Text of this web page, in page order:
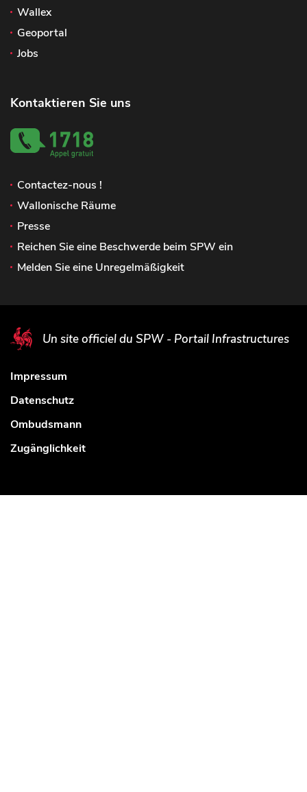
Wallex
Geoportal
Jobs
Kontaktieren Sie uns
Contactez-nous !
Wallonische Räume
Presse
Reichen Sie eine Beschwerde beim SPW ein
Melden Sie eine Unregelmäßigkeit
Un site officiel du SPW - Portail Infrastructures
Impressum
Datenschutz
Ombudsmann
Zugänglichkeit